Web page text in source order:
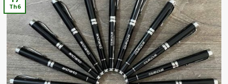
Th6